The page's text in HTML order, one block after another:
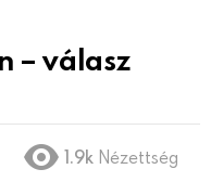
– válasz
1.9k Nézettség